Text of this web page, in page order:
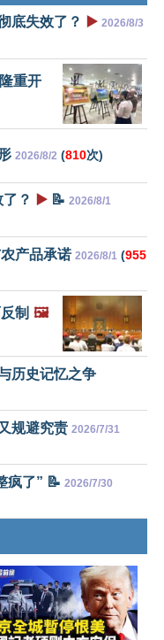
底失效了？ ▶️ 2026/8/3
重开
2026/8/2 (810次)
？ ▶️ 📝 2026/8/1
产品承诺 2026/8/1 (955
制 🖼️
历史记忆之争
规避究责 2026/7/31
疯了” 📝 2026/7/30